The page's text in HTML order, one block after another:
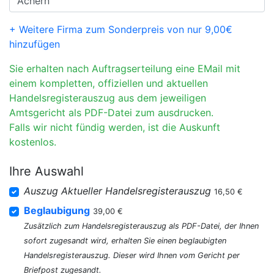
+ Weitere Firma zum Sonderpreis von nur 9,00€
hinzufügen
Sie erhalten nach Auftragserteilung eine EMail mit
einem kompletten, offiziellen und aktuellen
Handelsregisterauszug aus dem jeweiligen
Amtsgericht als PDF-Datei zum ausdrucken.
Falls wir nicht fündig werden, ist die Auskunft
kostenlos.
Ihre Auswahl
Auszug Aktueller Handelsregisterauszug 16,50 €
Beglaubigung 39,00 €
Zusätzlich zum Handelsregisterauszug als PDF-Datei, der Ihnen
sofort zugesandt wird, erhalten Sie einen beglaubigten
Handelsregisterauszug. Dieser wird Ihnen vom Gericht per
Briefpost zugesandt.